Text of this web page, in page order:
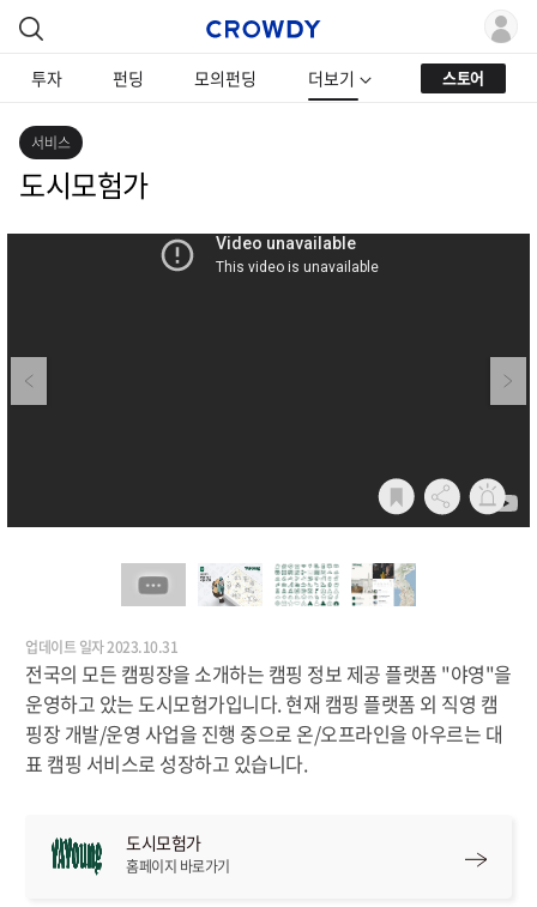
투자 펀딩 모의펀딩 더보기 스토어
서비스
도시모험가
Previous Next
업데이트 일자 2023.10.31
전국의 모든 캠핑장을 소개하는 캠핑 정보 제공 플랫폼 "야영"을
운영하고 았는 도시모험가입니다. 현재 캠핑 플랫폼 외 직영 캠
핑장 개발/운영 사업을 진행 중으로 온/오프라인을 아우르는 대
표 캠핑 서비스로 성장하고 있습니다.
도시모험가
홈페이지 바로가기